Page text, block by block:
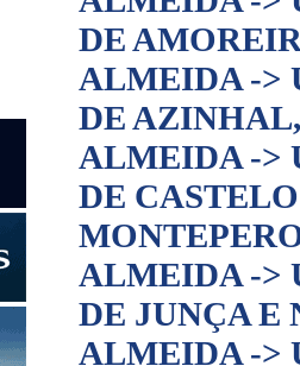
DE
ALMEIDA ->
DE
ALMEIDA ->
DE
ALMEIDA ->
DE JUNÇA E
ALMEIDA ->